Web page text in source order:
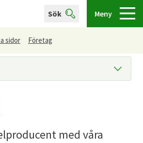
Sök Meny
sidor Företag
med våra